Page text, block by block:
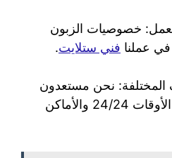
خصوصيات الزبون
عملنا فني ستلايت.
نحن مستعدون
لتقديم خدماتنا في جميع الأوقات 24/24 والأماكن